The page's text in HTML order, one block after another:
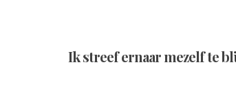
Ik streef ernaar mezelf te